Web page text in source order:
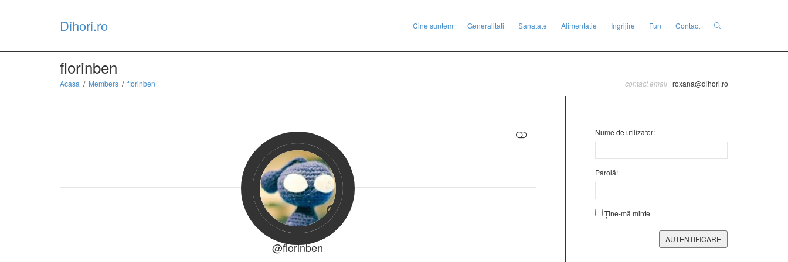
Dihori.ro Cine suntem Generalitati Sanatate Alimentatie Ingrijire Fun Contact
florinben
Acasa Members florinben contact email roxana@dihori.ro
@florinben
Nume de utilizator:
Parolă:
Ține-mă minte
AUTENTIFICARE